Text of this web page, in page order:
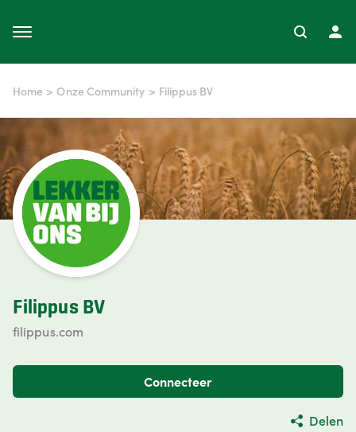
Home > Onze Community > Filippus BV
Filippus BV
filippus.com
Connecteer
Delen